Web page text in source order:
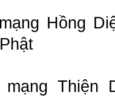
Hồng
Thiện